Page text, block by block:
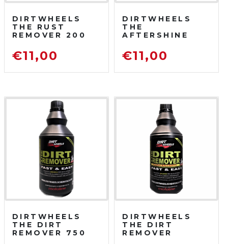
DIRTWHEELS
THE RUST
REMOVER 200
DISOSSIDANTE
RIMUOVI
€11,00
DIRTWHEELS
THE
AFTERSHINE
PROTETTIVO
LUCIDANTE
€11,00
DIRTWHEELS
THE DIRT
REMOVER 750
DIRTWHEELS
THE DIRT
REMOVER